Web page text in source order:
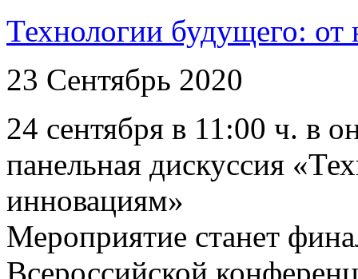
Технологии будущего:
23 Сентябрь 2020
24 сентября в 11:00 ч. в
панельная дискуссия
инновациям»
Мероприятие станет
Всероссийской